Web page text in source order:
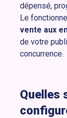
dépensé,
Le
vente aux
de votre
concurrence.
Quelles